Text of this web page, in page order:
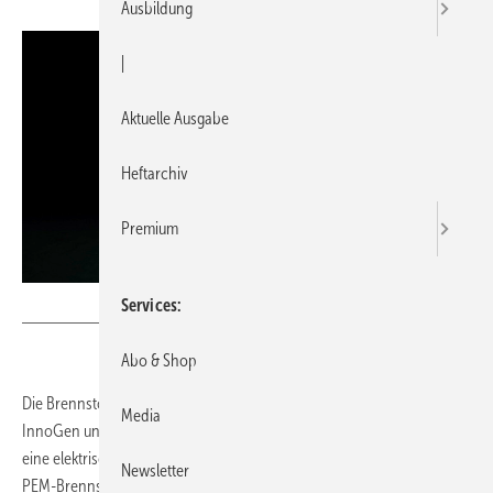
Die Brennstoffzelle Dachs 0.8 ist eine Weiterentwicklung des Dachs
InnoGen und erzeugt eine thermische Leistung von 1100 W sowie
eine elektrische Nennleistung von 750 W. Zum Einsatz kommt ein
PEM-Brennstoffzellen-Heizgerät, in dem Wasserstoff und Sauerstoff
Ausbildung
Aktuelle Ausgabe
Heftarchiv
Premium
Services
Abo & Shop
Media
Newsletter